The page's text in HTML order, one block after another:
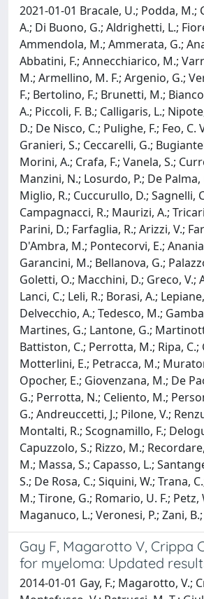
2021-01-01 Bracale, U.; Podda,
A.; Di Buono, G.; Aldrighetti, L.;
Ammendola, M.; Ammerata, G.;
Abbatini, F.; Annecchiarico, M.;
M.; Armellino, M. F.; Argenio, G.;
F.; Bertolino, F.; Brunetti, M.;
A.; Piccoli, F. B.; Calligaris, L.;
D.; De Nisco, C.; Pulighe, F.; Feo,
Granieri, S.; Ceccarelli, G.;
Morini, A.; Crafa, F.; Vanela, S.;
Manzini, N.; Losurdo, P.; De
Miglio, R.; Cuccurullo, D.; Sagnelli,
Campagnacci, R.; Maurizi, A.;
Parini, D.; Farfaglia, R.; Arizzi, V.;
D'Ambra, M.; Pontecorvi, E.;
Garancini, M.; Bellanova, G.;
Goletti, O.; Macchini, D.; Greco, V.;
Lanci, C.; Leli, R.; Borasi, A.;
Delvecchio, A.; Tedesco, M.;
Martines, G.; Lantone, G.;
Battiston, C.; Perrotta, M.; Ripa,
Motterlini, E.; Petracca, M.;
Opocher, E.; Giovenzana, M.; De
G.; Perrotta, N.; Celiento, M.;
G.; Andreuccetti, J.; Pilone, V.;
Montalti, R.; Scognamillo, F.;
Capuzzolo, S.; Rizzo, M.;
M.; Massa, S.; Capasso, L.;
S.; De Rosa, C.; Siquini, W.; Trana,
M.; Tirone, G.; Romario, U. F.;
Maganuco, L.; Veronesi, P.; Zani,
Gay F, Magarotto V,
for myeloma: Updated
2014-01-01 Gay, F.; Magarotto, V.;